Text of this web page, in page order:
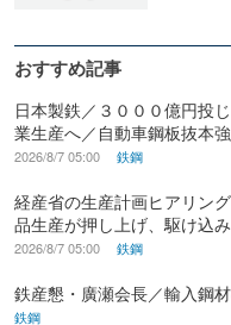
おすすめ記事
日本製鉄／３０００億円投
業生産へ／自動車鋼板抜本
2026/8/7 05:00 鉄鋼
経産省の生産計画ヒアリン
品生産が押し上げ、駆け込
2026/8/7 05:00 鉄鋼
鉄産懇・廣瀬会長／輸入鋼
鉄鋼